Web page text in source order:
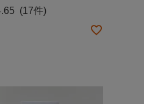
(17件)